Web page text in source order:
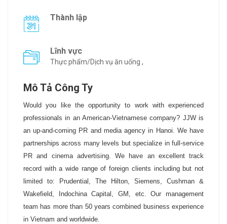
Thành lập
Lĩnh vực
Thực phẩm/Dịch vụ ăn uống ,
Mô Tả Công Ty
Would you like the opportunity to work with experienced
professionals in an American-Vietnamese company? JJW is
an up-and-coming PR and media agency in Hanoi. We have
partnerships across many levels but specialize in full-service
PR and cinema advertising. We have an excellent track
record with a wide range of foreign clients including but not
limited to: Prudential, The Hilton, Siemens, Cushman &
Wakefield, Indochina Capital, GM, etc. Our management
team has more than 50 years combined business experience
in Vietnam and worldwide.